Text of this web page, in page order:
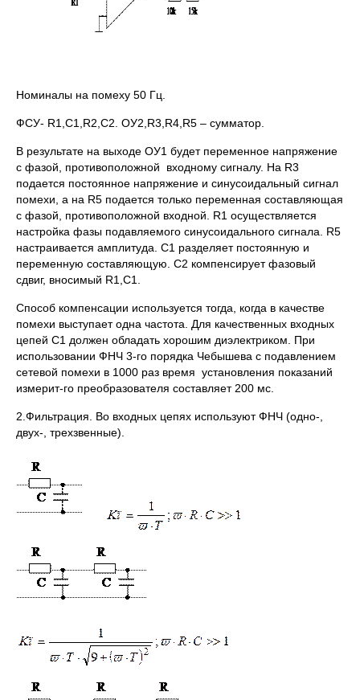
Номиналы на помеху 50 Гц.
ФСУ- R1,C1,R2,C2. ОУ2,R3,R4,R5 – сумматор.
В результате на выходе ОУ1 будет переменное напряжение
с фазой, противоположной входному сигналу. На R3
подается постоянное напряжение и синусоидальный сигнал
помехи, а на R5 подается только переменная составляющая
с фазой, противоположной входной. R1 осуществляется
настройка фазы подавляемого синусоидального сигнала. R5
настраивается амплитуда. С1 разделяет постоянную и
переменную составляющую. С2 компенсирует фазовый
сдвиг, вносимый R1,C1.
Способ компенсации используется тогда, когда в качестве
помехи выступает одна частота. Для качественных входных
цепей С1 должен обладать хорошим диэлектриком. При
использовании ФНЧ 3-го порядка Чебышева с подавлением
сетевой помехи в 1000 раз время установления показаний
измерит-го преобразователя составляет 200 мс.
2.Фильтрация. Во входных цепях используют ФНЧ (одно-,
двух-, трехзвенные).